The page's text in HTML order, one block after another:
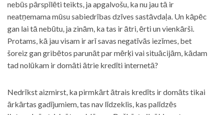
nebūs pārspīlēti teikts, ja apgalvošu, ka nu jau tā ir
neatņemama mūsu sabiedrības dzīves sastāvdaļa. Un kāpēc
gan lai tā nebūtu, ja zinām, ka tas ir ātri, ērti un vienkārši.
Protams, kā jau visam ir arī savas negatīvās iezīmes, bet
šoreiz gan gribētos parunāt par mērķi vai situācijām, kādam
tad nolūkam ir domāti ātrie kredīti internetā?
Nedrīkst aizmirst, ka pirmkārt ātrais kredīts ir domāts tikai
ārkārtas gadījumiem, tas nav līdzeklis, kas palīdzēs